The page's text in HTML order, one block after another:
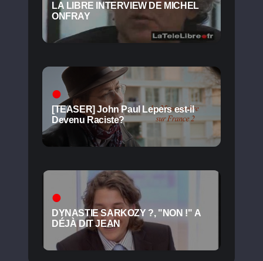
LA LIBRE INTERVIEW DE MICHEL
ONFRAY
[TEASER] John Paul Lepers est-il
Devenu Raciste?
DYNASTIE SARKOZY ?, "NON !" A
DÉJÀ DIT JEAN